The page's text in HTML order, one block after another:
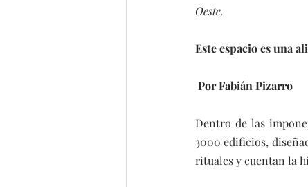
Oeste.
Este espacio es una
Por Fabián Pizarro
Dentro de las
3000 edificios,
rituales y cuentan la